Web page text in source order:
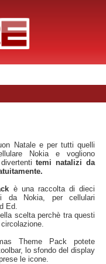
Natale e per tutti quelli
Nokia e vogliono
divertentitemi natalizi da
è una raccolta di dieci
da Nokia, per cellulari
Ed.
scelta perchè tra questi
Theme Pack potete
lo sfondo del display
le icone.